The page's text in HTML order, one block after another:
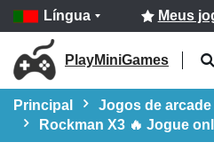
Língua Meus
PlayMiniGames
Principal
Jogos de arcade
Rockman X3 🔥 Jogue